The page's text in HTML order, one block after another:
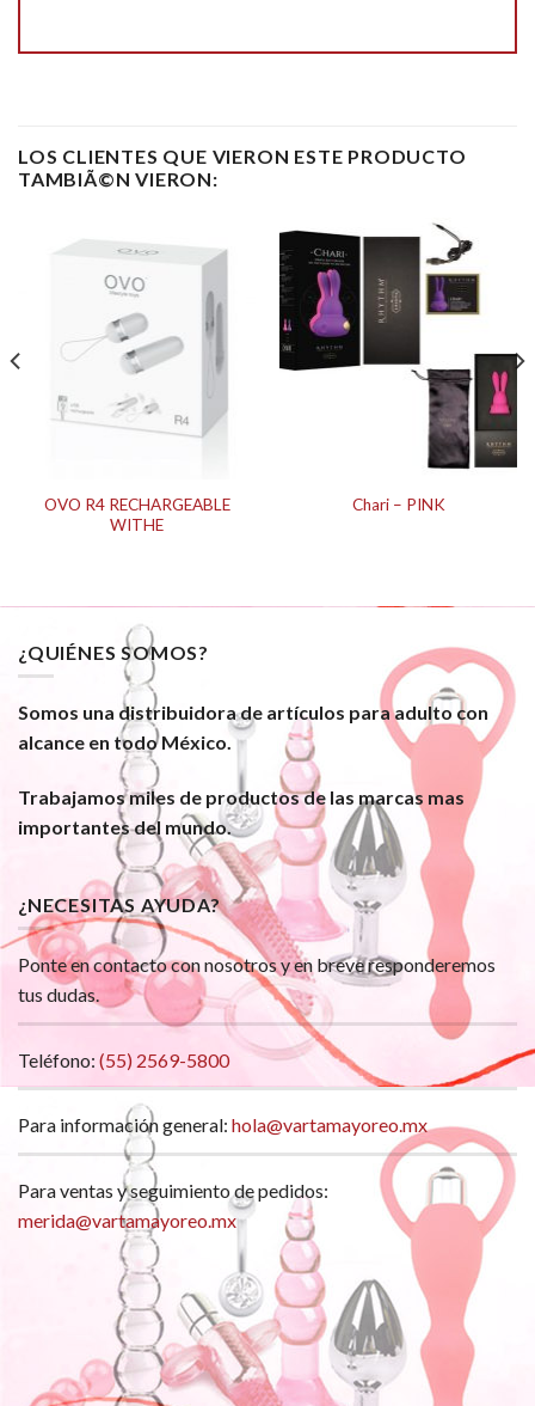
LOS CLIENTES QUE VIERON ESTE PRODUCTO
TAMBIÃ©N VIERON:
OVO R4 RECHARGEABLE
WITHE
Chari – PINK
¿QUIÉNES SOMOS?
Somos una distribuidora de artículos para adulto con
alcance en todo México.
Trabajamos miles de productos de las marcas mas
importantes del mundo.
¿NECESITAS AYUDA?
Ponte en contacto con nosotros y en breve responderemos
tus dudas.
Teléfono: (55) 2569-5800
Para información general: hola@vartamayoreo.mx
Para ventas y seguimiento de pedidos:
merida@vartamayoreo.mx